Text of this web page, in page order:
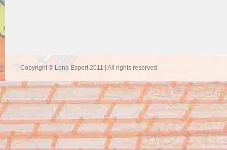
Copyright © Lena Esport 2011 | All rights reserved